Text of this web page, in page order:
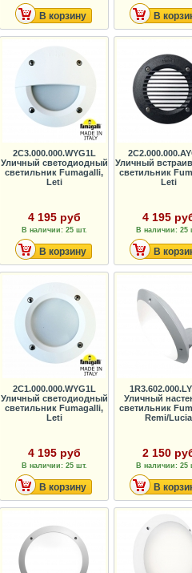
В корзину В
2C3.000.000.WYG1L
Уличный светодиодный
светильник Fumagalli,
Leti
4 195 руб
В наличии: 25 шт.
В корзину
Уличный
светильник
Leti
4 195
В наличии: 25
В
2C1.000.000.WYG1L
Уличный светодиодный
светильник Fumagalli,
Leti
4 195 руб
В наличии: 25 шт.
В корзину
Уличный
светильник
Remi/Lucia
2 150
В наличии: 25
В